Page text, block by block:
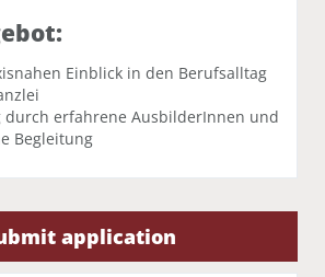
Einblick in den Berufsalltag
durch erfahrene AusbilderInnen und
Begleitung
application